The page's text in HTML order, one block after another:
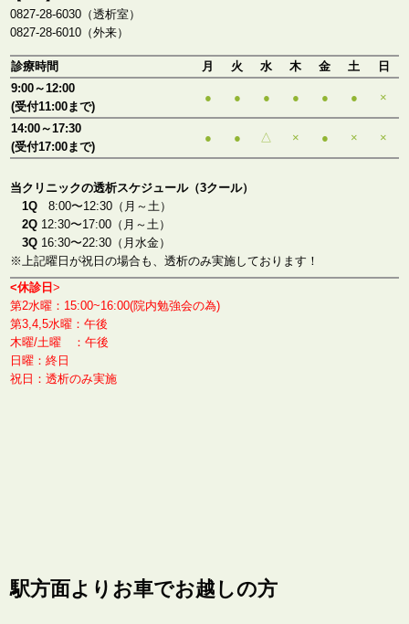
0827-28-6030（透析室）
0827-28-6010（外来）
診療時間 月 火 水 木 金 土
日
9:00～12:00
(受付11:00まで)
● ● ● ● ● ● ×
14:00～17:30
(受付17:00まで)
● ● △ × ● × ×
当クリニックの透析スケジュール（3クール）
1Q8:00〜12:30（月～土）
2Q12:30〜17:00（月～土）
3Q16:30〜22:30（月水金）
※上記曜日が祝日の場合も、透析のみ実施しております！
<休診日 >
第2水曜：15:00~16:00(院内勉強会の為)
第3,4,5水曜：午後
木曜/土曜 ：午後
日曜：終日
祝日：透析のみ実施
駅方面よりお車でお越しの方